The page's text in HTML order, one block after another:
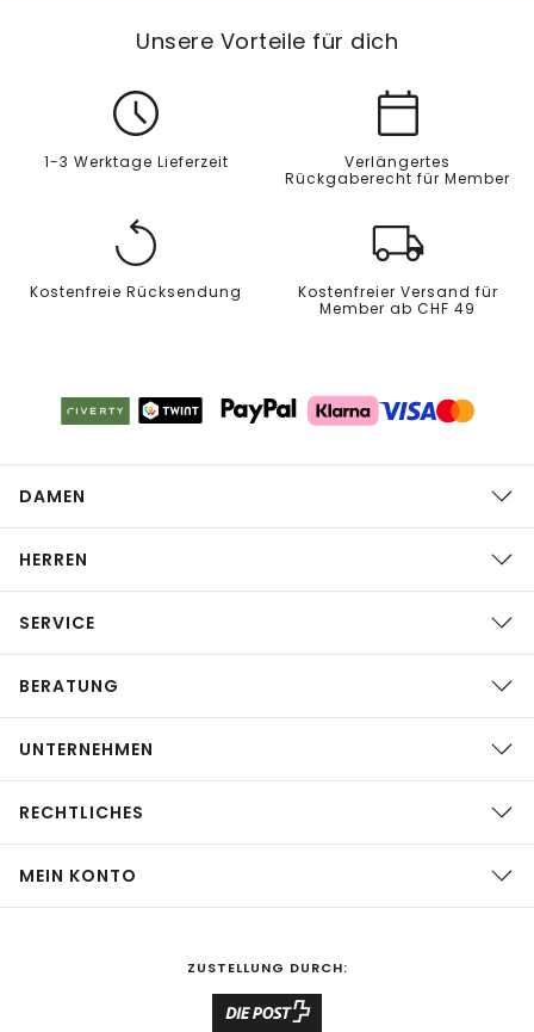
Unsere Vorteile für dich
1-3 Werktage Lieferzeit
Verlängertes
Rückgaberecht für Member
Kostenfreie Rücksendung
Kostenfreier Versand für
Member ab CHF 49
DAMEN
HERREN
SERVICE
BERATUNG
UNTERNEHMEN
RECHTLICHES
MEIN KONTO
ZUSTELLUNG DURCH: